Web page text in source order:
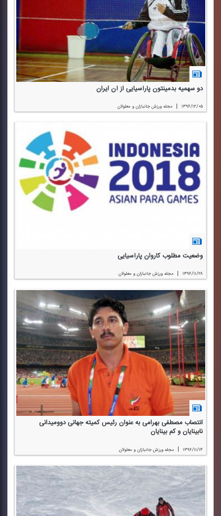
دو سهمیه بدمینتون پارآسیایی از آن ایران
۱۳۹۶/۱۲/۰۵ | مجله ورزش جانبازان و معلولان
وضعیت مطلوب كاروان پارآسیایی
۱۳۹۶/۱۱/۲۸ | مجله ورزش جانبازان و معلولان
انتصاب مصطفی بهرامی به عنوان رئیس كمیته جهانی دوومیدانی
نابینایان و كم بینایان
۱۳۹۶/۱۱/۱۴ | مجله ورزش جانبازان و معلولان